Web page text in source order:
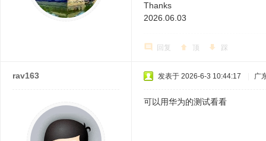
Thanks
2026.06.03
回复 顶 踩
rav163 发表于 2026-6-3 10:44:17 广
可以用华为的测试看看